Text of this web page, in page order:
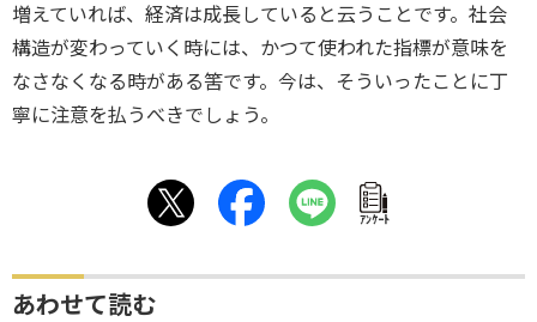
増えていれば、経済は成長していると云うことです。社会
構造が変わっていく時には、かつて使われた指標が意味を
なさなくなる時がある筈です。今は、そういったことに丁
寧に注意を払うべきでしょう。
ｱﾝｹｰﾄ
あわせて読む